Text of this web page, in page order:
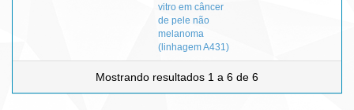
vitro em câncer
de pele não
melanoma
(linhagem A431)
Mostrando resultados 1 a 6 de 6